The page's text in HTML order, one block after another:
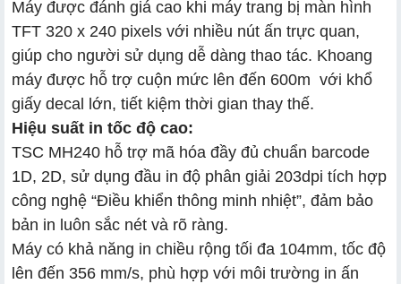
Máy được đánh giá cao khi máy trang bị màn hình
TFT 320 x 240 pixels với nhiều nút ấn trực quan,
giúp cho người sử dụng dễ dàng thao tác. Khoang
máy được hỗ trợ cuộn mức lên đến 600m với khổ
giấy decal lớn, tiết kiệm thời gian thay thế.
Hiệu suất in tốc độ cao:
TSC MH240 hỗ trợ mã hóa đầy đủ chuẩn barcode
1D, 2D, sử dụng đầu in độ phân giải 203dpi tích hợp
công nghệ “Điều khiển thông minh nhiệt”, đảm bảo
bản in luôn sắc nét và rõ ràng.
Máy có khả năng in chiều rộng tối đa 104mm, tốc độ
lên đến 356 mm/s, phù hợp với môi trường in ấn